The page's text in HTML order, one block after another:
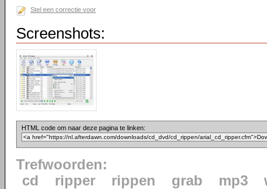
Stel een correctie voor
Screenshots:
HTML code om naar deze pagina te linken:
Trefwoorden:
cd
ripper rippen grab mp3